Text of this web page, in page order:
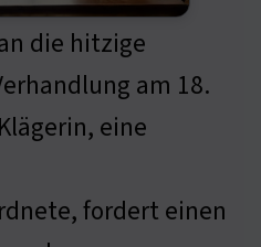
die hitzige
am 18.
eine
fordert einen